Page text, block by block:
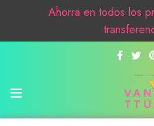
Ahorra en todos los